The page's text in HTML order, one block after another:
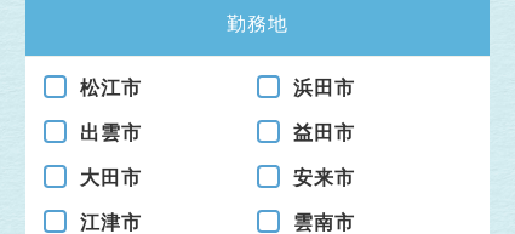
勤務地
松江市 浜田市
出雲市 益田市
大田市 安来市
江津市 雲南市